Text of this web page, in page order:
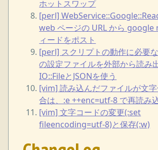
ホットスワップ
[perl]
web ページの URL から google
ィードをポスト
[perl] スクリプトの動作に必要
の設定ファイルを外部から読み
IO::FileとJSONを使う
[vim] 読み込んだファイルが文
合は、:e ++enc=utf-8 で再読み込
[vim] 文字コードの変更(:set
fileencoding=utf-8)と保存(:w)